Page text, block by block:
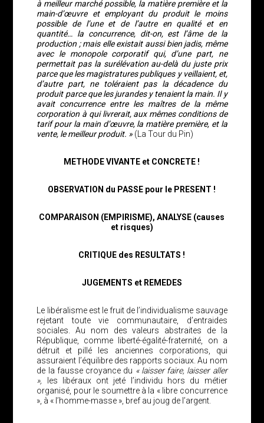
à meilleur marché possible, la matière première et la
main-d’œuvre et employant du produit le moins
possible de l’une et de l’autre en qualité et en
quantité… la concurrence, dit-on, est l’âme de la
production ; mais elle existait aussi bien jadis, même
avec le monopole corporatif qui, d’une part, ne
permettait pas la surélévation au-delà du juste prix
parce que les magistratures publiques y veillaient, et,
d’autre part, ne toléraient pas la décadence du
produit parce que les jurandes y tenaient la main. Il y
avait concurrence entre les maîtres de la même
corporation à qui livrerait, aux mêmes conditions de
tarif pour la main d’œuvre, la matière première, et la
vente, le meilleur produit. » (La Tour du Pin)
METHODE VIVANTE et CONCRETE !
OBSERVATION du PASSE pour le PRESENT !
COMPARAISON (EMPIRISME), ANALYSE (causes
et risques)
CRITIQUE des RESULTATS !
JUGEMENTS et REMEDES
Le libéralisme est le fruit de l’individualisme sauvage
rejetant toute vie communautaire, d’entraides
sociales. Au nom des valeurs abstraites de la
République, comme liberté-égalité-fraternité, on a
détruit et pillé les anciennes corporations, qui
assuraient l’équilibre des rapports sociaux. Au nom
de la fausse croyance du « laisser faire, laisser aller
», les libéraux ont jeté l’individu hors du métier
organisé, pour le soumettre à la « libre concurrence
», à « l’homme-masse », bref au joug de l’argent.